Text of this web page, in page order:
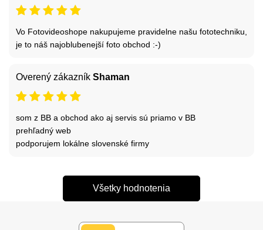
Vo Fotovideoshope nakupujeme pravidelne našu fototechniku,
je to náš najoblubenejší foto obchod :-)
Overený zákazník Shaman
som z BB a obchod ako aj servis sú priamo v BB
prehľadný web
podporujem lokálne slovenské firmy
Všetky hodnotenia